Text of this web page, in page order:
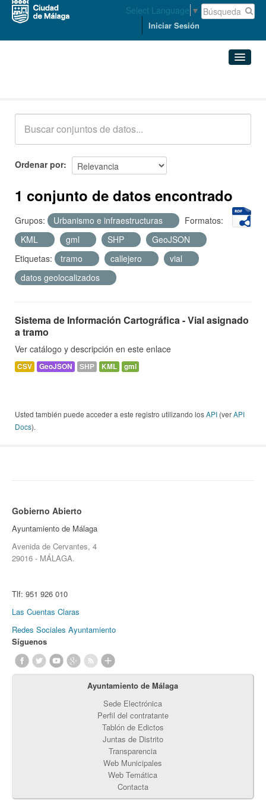
Select Language ▼
Iniciar Sesión
Acerca de
Ordenar por
1 conjunto de datos encontrado
Grupos: Urbanismo e infraestructuras
Formatos:
KML
gml SHP
GeoJSON
Etiquetas:
tramo callejero
vial
datos geolocalizados
Sistema de Información Cartográfica - Vial asignado
a tramo
Ver catálogo y descripción en este enlace
CSV GeoJSON SHP KML gml
Usted también puede acceder a este registro utilizando losAPI (verAPI
Docs).
Gobierno Abierto
Ayuntamiento de Málaga
Avenida de Cervantes, 4
29016 - MÁLAGA.
Tlf: 951 926 010
Las Cuentas Claras
Redes Sociales Ayuntamiento
Síguenos
Ayuntamiento de Málaga
Sede Electrónica
Perfil del contratante
Tablón de Edictos
Juntas de Distrito
Transparencia
Web Municipales
Web Temática
Contacta